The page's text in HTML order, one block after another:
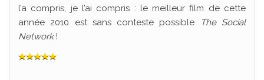
l’a compris, je l’ai compris : le meilleur film de cette
année 2010 est sans conteste possible
The Social
Network!